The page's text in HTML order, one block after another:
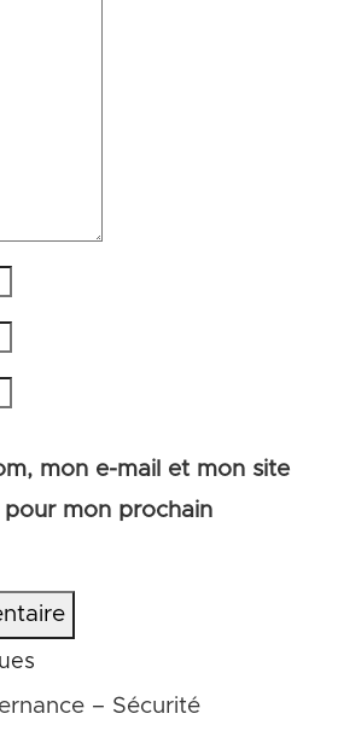
mon e-mail et mon site
mon prochain
– Sécurité